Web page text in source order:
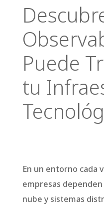
Puede
tu
En un entorno cada
empresas
nube y sistemas